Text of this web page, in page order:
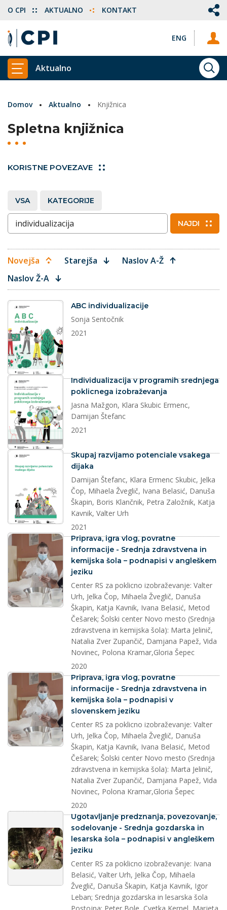
ENG
O CPI AKTUALNO KONTAKT
PRIKAŽI GLAVNI MENI
Aktualno
Domov Aktualno Knjižnica
Spletna knjižnica
KORISTNE POVEZAVE
VSA KATEGORIJE
Vnesite ključne besede NAJDI
Novejša Starejša
Naslov A-Ž
Naslov Ž-A
dokument
ABC individualizacije
Sonja Sentočnik
2021
dokument
Individualizacija v programih srednjega
poklicnega izobraževanja
Jasna Mažgon, Klara Skubic Ermenc,
Damijan Štefanc
2021
dokument
Skupaj razvijamo potenciale vsakega
dijaka
Damijan Štefanc, Klara Ermenc Skubic, Jelka
Čop, Mihaela Žveglič, Ivana Belasić, Danuša
Škapin, Boris Klančnik, Petra Založnik, Katja
Kavnik, Valter Urh
2021
splet
Priprava, igra vlog, povratne
informacije - Srednja zdravstvena in
kemijska šola – podnapisi v angleškem
jeziku
Center RS za poklicno izobraževanje: Valter
Urh, Jelka Čop, Mihaela Žveglič, Danuša
Škapin, Katja Kavnik, Ivana Belasić, Metod
Češarek; Šolski center Novo mesto (Srednja
zdravstvena in kemijska šola): Marta Jelinič,
Natalia Zver Zupančič, Damjana Papež, Vida
Novinec, Polona Kramar,Gloria Šepec
2020
splet
Priprava, igra vlog, povratne
informacije - Srednja zdravstvena in
kemijska šola – podnapisi v
slovenskem jeziku
Center RS za poklicno izobraževanje: Valter
Urh, Jelka Čop, Mihaela Žveglič, Danuša
Škapin, Katja Kavnik, Ivana Belasić, Metod
Češarek; Šolski center Novo mesto (Srednja
zdravstvena in kemijska šola): Marta Jelinič,
Natalia Zver Zupančič, Damjana Papež, Vida
Novinec, Polona Kramar,Gloria Šepec
2020
splet
Ugotavljanje predznanja, povezovanje,
sodelovanje - Srednja gozdarska in
lesarska šola – podnapisi v angleškem
jeziku
Center RS za poklicno izobraževanje: Ivana
Belasić, Valter Urh, Jelka Čop, Mihaela
Žveglič, Danuša Škapin, Katja Kavnik, Igor
Leban; Srednja gozdarska in lesarska šola